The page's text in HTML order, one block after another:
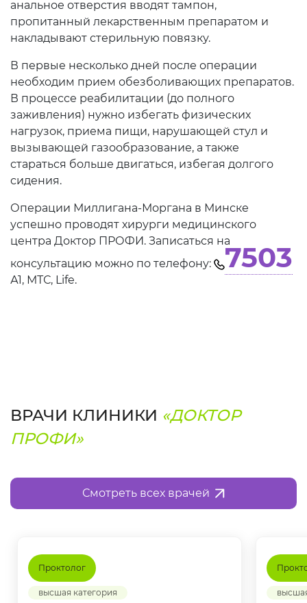
анальное отверстия вводят тампон,
пропитанный лекарственным препаратом и
накладывают стерильную повязку.
В первые несколько дней после операции
необходим прием обезболивающих препаратов.
В процессе реабилитации (до полного
заживления) нужно избегать физических
нагрузок, приема пищи, нарушающей стул и
вызывающей газообразование, а также
стараться больше двигаться, избегая долгого
сидения.
Операции Миллигана-Моргана в Минске
успешно проводят хирурги медицинского
центра Доктор ПРОФИ. Записаться на
консультацию можно по телефону:
7503
А1, МТС, Life.
ВРАЧИ КЛИНИКИ «ДОКТОР
ПРОФИ»
Смотреть всех врачей
Проктолог
высшая категория